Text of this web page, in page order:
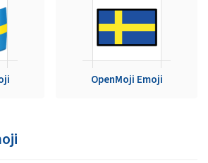
OpenMoji Emoji